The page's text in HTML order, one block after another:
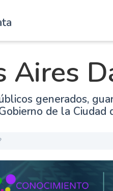
Aires
generados,
de la Ciudad